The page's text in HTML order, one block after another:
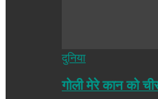
दुनिया
गोली मेरे कान को